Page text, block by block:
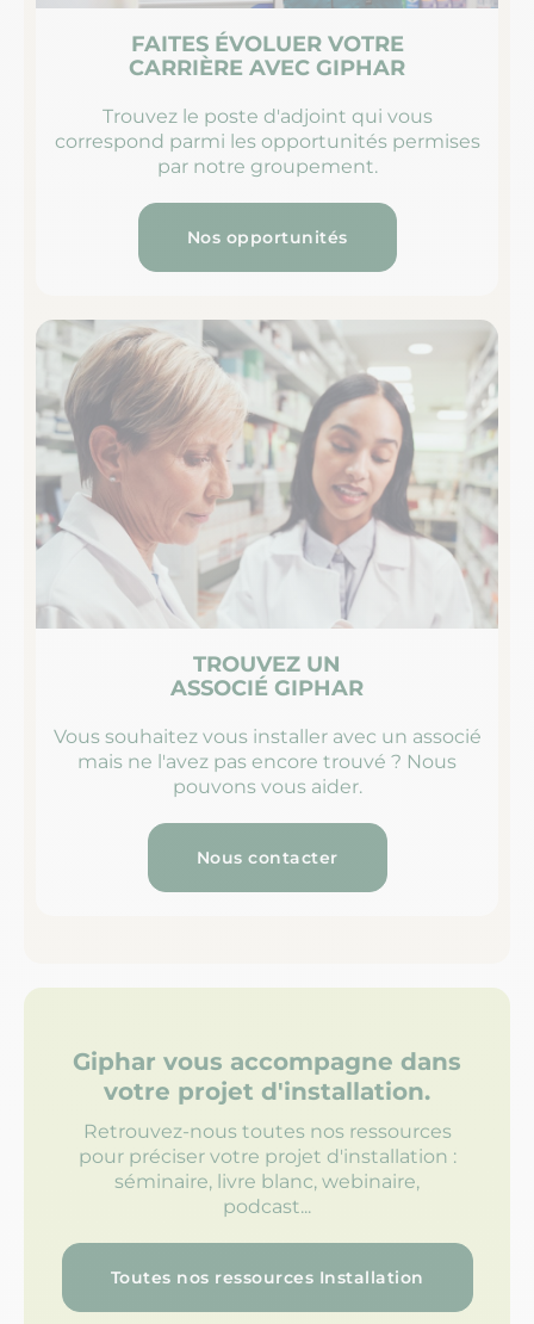
FAITES ÉVOLUER VOTRE
CARRIÈRE AVEC GIPHAR
Trouvez le poste d'adjoint qui vous
correspond parmi les opportunités permises
par notre groupement.
Nos opportunités
TROUVEZ UN
ASSOCIÉ GIPHAR
Vous souhaitez vous installer avec un associé
mais ne l'avez pas encore trouvé ? Nous
pouvons vous aider.
Nous contacter
Giphar vous accompagne dans
votre projet d'installation.
Retrouvez-nous toutes nos ressources
pour préciser votre projet d'installation :
séminaire, livre blanc, webinaire,
podcast...
Toutes nos ressources Installation